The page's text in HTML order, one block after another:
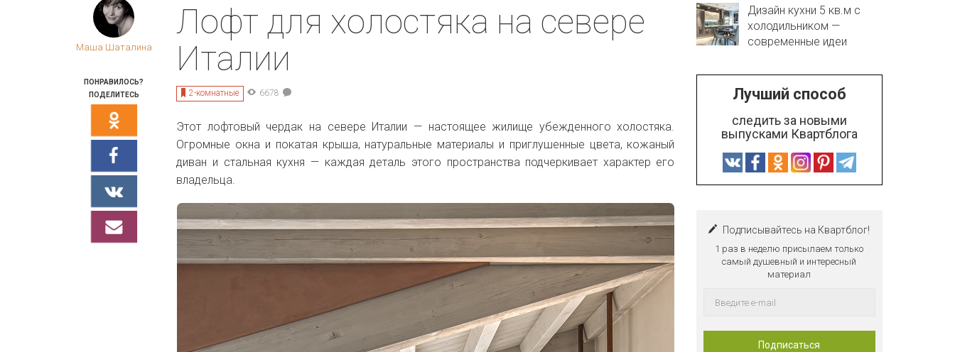
Маша Шаталина
ПОНРАВИЛОСЬ?
ПОДЕЛИТЕСЬ
Лофт для холостяка на севере
Италии
2-комнатные 6678
Этот лофтовый чердак на севере Италии — настоящее жилище убежденного холостяка.
Огромные окна и покатая крыша, натуральные материалы и приглушенные цвета, кожаный
диван и стальная кухня — каждая деталь этого пространства подчеркивает характер его
владельца.
Дизайн кухни 5 кв.м с
холодильником —
современные идеи
Лучший способ
следить за новыми
выпусками Квартблога
Подписывайтесь на Квартблог!
1 раз в неделю присылаем только
самый душевный и интересный
материал